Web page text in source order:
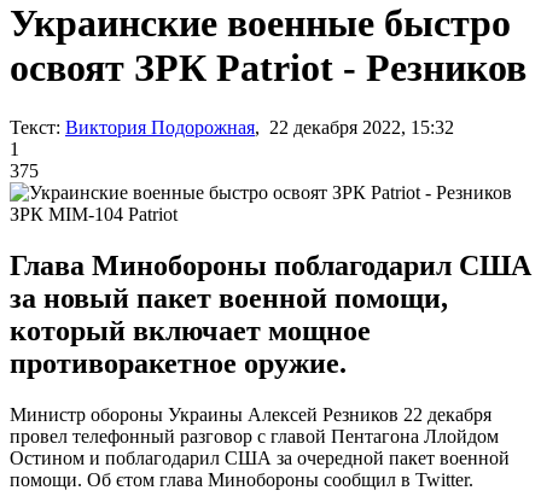
Украинские военные быстро
освоят ЗРК Patriot - Резников
Текст: Виктория Подорожная, 22 декабря 2022, 15:32
1
375
ЗРК MIM-104 Patriot
Глава Минобороны поблагодарил США
за новый пакет военной помощи,
который включает мощное
противоракетное оружие.
Министр обороны Украины Алексей Резников 22 декабря
провел телефонный разговор с главой Пентагона Ллойдом
Остином и поблагодарил США за очередной пакет военной
помощи. Об єтом глава Минобороны сообщил в Twitter.